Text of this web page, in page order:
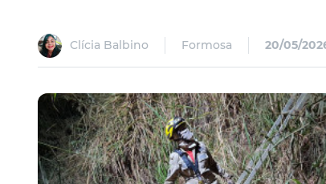
Clícia Balbino Formosa 20/05/